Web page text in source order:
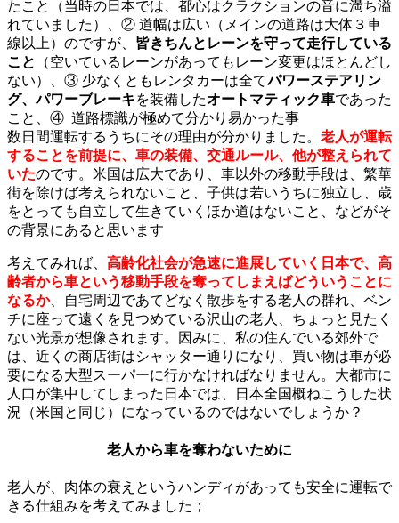
たこと（当時の日本では、都心はクラクションの音に満ち溢
れていました）、② 道幅は広い（メインの道路は大体３車
線以上）のですが、 皆きちんとレーンを守って走行している
こと
（空いているレーンがあってもレーン変更はほとんどし
ない）、③ 少なくともレンタカーは全てパワーステアリン
グ、パワーブレーキを装備したオートマティック車であった
こと、④ 道路標識が極めて分かり易かった事
数日間運転するうちにその理由が分かりました。 老人が運転
することを前提に、車の装備、交通ルール、他が整えられて
いたのです。米国は広大であり、車以外の移動手段は、繁華
街を除けば考えられないこと、子供は若いうちに独立し、歳
をとっても自立して生きていくほか道はないこと、などがそ
の背景にあると思います
考えてみれば、 高齢化社会が急速に進展していく日本で、高
齢者から車という移動手段を奪ってしまえばどういうことに
なるか、自宅周辺であてどなく散歩をする老人の群れ、ベン
チに座って遠くを見つめている沢山の老人、ちょっと見たく
ない光景が想像されます。因みに、私の住んでいる郊外で
は、近くの商店街はシャッター通りになり、買い物は車が必
要になる大型スーパーに行かなければなりません。大都市に
人口が集中してしまった日本では、日本全国概ねこうした状
況（米国と同じ）になっているのではないでしょうか？
老人から車を奪わないために
老人が、肉体の衰えというハンディがあっても安全に運転で
きる仕組みを考えてみました；